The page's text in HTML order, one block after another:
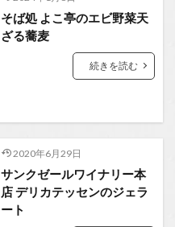
そば処 よこ亭のエビ野菜天
ざる蕎麦
続きを読む
2020年6月29日
サンクゼールワイナリー本
店 デリカテッセンのジェラ
ート